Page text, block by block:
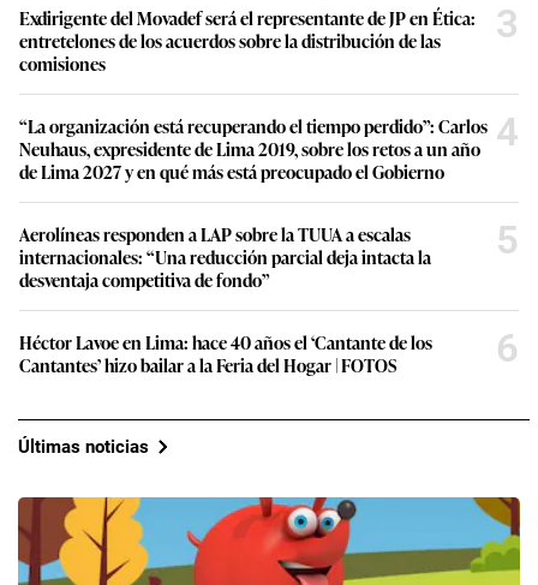
Exdirigente del Movadef será el representante de JP en Ética:
entretelones de los acuerdos sobre la distribución de las
comisiones
3
“La organización está recuperando el tiempo perdido”: Carlos
Neuhaus, expresidente de Lima 2019, sobre los retos a un año
de Lima 2027 y en qué más está preocupado el Gobierno
4
Aerolíneas responden a LAP sobre la TUUA a escalas
internacionales: “Una reducción parcial deja intacta la
desventaja competitiva de fondo”
5
Héctor Lavoe en Lima: hace 40 años el ‘Cantante de los
Cantantes’ hizo bailar a la Feria del Hogar | FOTOS
6
Últimas noticias